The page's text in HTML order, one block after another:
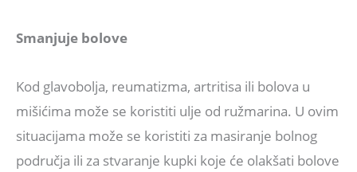
Smanjuje bolove
Kod glavobolja, reumatizma, artritisa ili bolova u
mišićima može se koristiti ulje od ružmarina. U ovim
situacijama može se koristiti za masiranje bolnog
područja ili za stvaranje kupki koje će olakšati bolove